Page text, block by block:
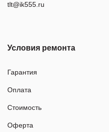
tlt@ik555.ru
Условия ремонта
Гарантия
Оплата
Стоимость
Оферта